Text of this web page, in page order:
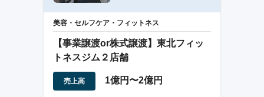
美容・セルフケア・フィットネス
【事業譲渡or株式譲渡】東北フィッ
トネスジム２店舗
売上高 1億円〜2億円